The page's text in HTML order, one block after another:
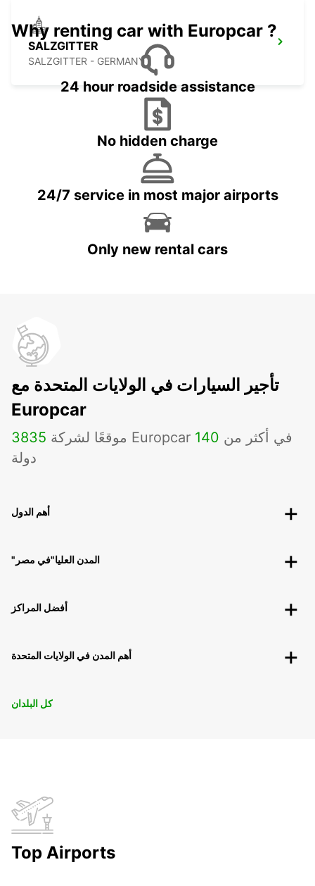
SALZGITTER
SALZGITTER - GERMANY
Why renting car with Europcar ?
24 hour roadside assistance
No hidden charge
24/7 service in most major airports
Only new rental cars
تأجير السيارات في الولايات المتحدة مع
Europcar
3835 موقعًا لشركة Europcar في أكثر من 140
دولة
أهم الدول
"المدن العليا"في مصر
أفضل المراكز
أهم المدن في الولايات المتحدة
كل البلدان
Top Airports